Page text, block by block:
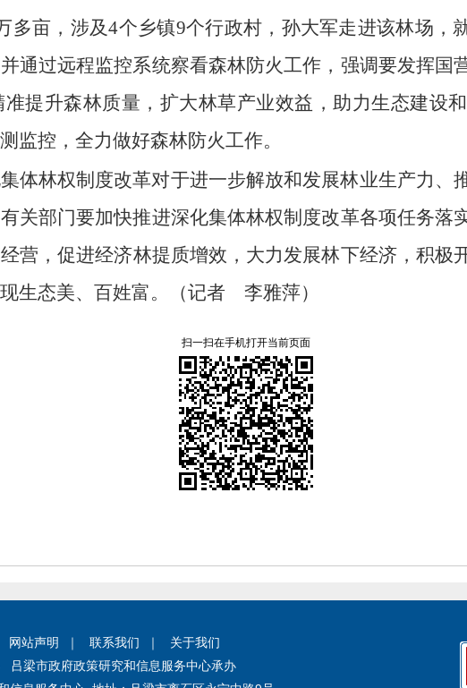
多亩， 涉及4个乡镇9个行政村， 孙大军走进该林场，
并通过远程监控系统察看森林防火工作， 强调要发挥国
准提升森林质量， 扩大林草产业效益， 助力生态建设和
监控， 全力做好森林防火工作。
体林权制度改革对于进一步解放和发展林业生产力、
关部门要加快推进深化集体林权制度改革各项任务落
营，促进经济林提质增效， 大力发展林下经济， 积极
生态美、 百姓富。 （记者 李雅萍）
扫一扫在手机打开当前页面
网站声明 ｜ 联系我们 ｜ 关于我们
吕梁市政府政策研究和信息服务中心承办